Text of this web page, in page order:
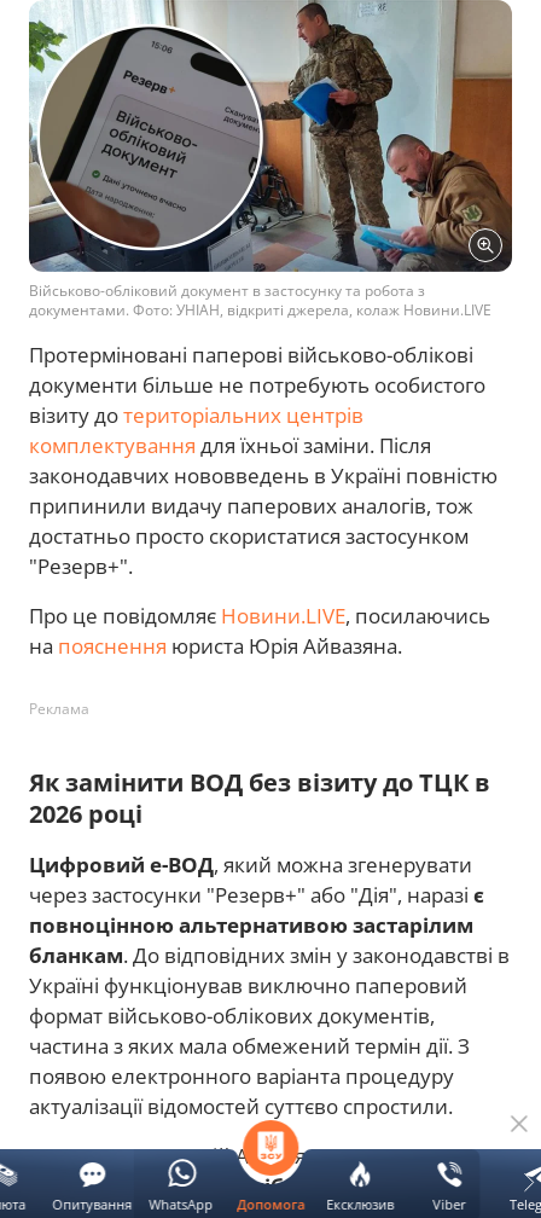
Військово-обліковий документ в застосунку та робота з
документами. Фото: УНІАН, відкриті джерела, колаж Новини.LIVE
Протерміновані паперові військово-облікові
документи більше не потребують особистого
візиту дотериторіальних центрів
комплектування для їхньої заміни. Після
законодавчих нововведень в Україні повністю
припинили видачу паперових аналогів, тож
достатньо просто скористатися застосунком
"Резерв+".
Про це повідомляє Новини.LIVE, посилаючись
на пояснення юриста Юрія Айвазяна.
Реклама
Як замінити ВОД без візиту до ТЦК в
2026 році
Цифровий е-ВОД, який можна згенерувати
через застосунки "Резерв+" або "Дія", наразі є
повноцінною альтернативою застарілим
бланкам. До відповідних змін у законодавстві в
Україні функціонував виключно паперовий
формат військово-облікових документів,
частина з яких мала обмежений термін дії. З
появою електронного варіанта процедуру
актуалізації відомостей суттєво спростили.
Правознавець Юрій Айвазян зазначив, що
відвідувати ТЦК у подібних ситуаціях не
Допомога Ексклюзив Viber
Опитування WhatsApp